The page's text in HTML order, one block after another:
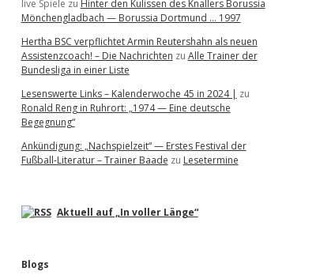
live Spiele zu Hinter den Kulissen des Knallers Borussia
Mönchengladbach — Borussia Dortmund … 1997
Hertha BSC verpflichtet Armin Reutershahn als neuen
Assistenzcoach! – Die Nachrichten zu Alle Trainer der
Bundesliga in einer Liste
Lesenswerte Links – Kalenderwoche 45 in 2024 | zu
Ronald Reng in Ruhrort: „1974 — Eine deutsche
Begegnung“
Ankündigung: „Nachspielzeit“ — Erstes Festival der
Fußball-Literatur – Trainer Baade zu Lesetermine
Aktuell auf „In voller Länge“
Blogs